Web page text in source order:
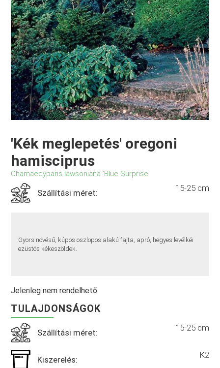
'Kék meglepetés' oregoni
hamisciprus
Chamaecyparis lawsoniana 'Blue Surprise'
Szállítási méret: 15-25 cm
Gyors növésű, kúpos oszlopos alakú fajta, apró, hegyes levélkéi
ezüstös kékeszöldek.
Jelenleg nem rendelhető
TULAJDONSÁGOK
Szállítási méret: 15-25 cm
Kiszerelés: K2